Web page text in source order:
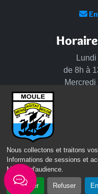
Nous collectons et traitons
Informations de sessions et
Mesure d'audience.
Accepter Refuser
de 8h à
Communauté
Portail des